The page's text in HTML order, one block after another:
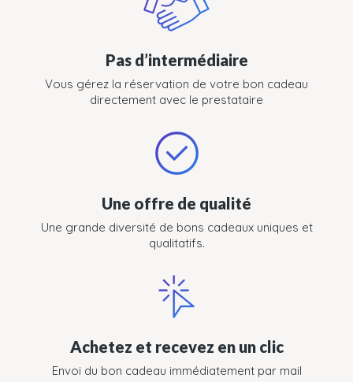
Pas d’intermédiaire
Vous gérez la réservation de votre bon cadeau
directement avec le prestataire
Une offre de qualité
Une grande diversité de bons cadeaux uniques et
qualitatifs.
Achetez et recevez en un clic
Envoi du bon cadeau immédiatement par mail